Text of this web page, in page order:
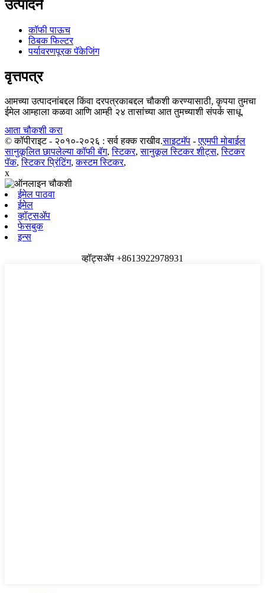
उत्पादने
कॉफी पाऊच
ठिबक फिल्टर
पर्यावरणपूरक पॅकेजिंग
वृत्तपत्र
आमच्या उत्पादनांबद्दल किंवा दरपत्रकाबद्दल चौकशी करण्यासाठी, कृपया तुमचा
ईमेल आम्हाला कळवा आणि आम्ही २४ तासांच्या आत तुमच्याशी संपर्क साधू.
आता चौकशी करा
© कॉपीराइट - २०१०-२०२६ : सर्व हक्क राखीव.साइटमॅप -एएमपी मोबाईल
सानुकूलित छापलेल्या कॉफी बॅग,स्टिकर,सानुकूल स्टिकर शीट्स,स्टिकर
पॅक,स्टिकर प्रिंटिंग,कस्टम स्टिकर,
x
ईमेल पाठवा
ईमेल
व्हॉट्सॲप
फेसबुक
इन्स
व्हॉट्सॲप +8613922978931